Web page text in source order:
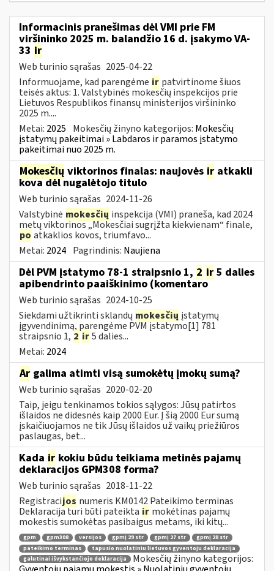
Informacinis pranešimas dėl VMI prie FM
viršininko 2025 m. balandžio 16 d. įsakymo VA-
33 ir
Web turinio sąrašas 2025-04-22
Informuojame, kad parengėme ir patvirtinome šiuos
teisės aktus: 1. Valstybinės mokesčių inspekcijos prie
Lietuvos Respublikos finansų ministerijos viršininko
2025 m....
Metai: 2025 Mokesčių žinyno kategorijos: Mokesčių
įstatymų pakeitimai » Labdaros ir paramos įstatymo
pakeitimai nuo 2025 m.
Mokesčių viktorinos finalas: naujovės ir atkakli
kova dėl nugalėtojo titulo
Web turinio sąrašas 2024-11-26
Valstybinė mokesčių inspekcija (VMI) praneša, kad 2024
metų viktorinos „Mokesčiai sugrįžta kiekvienam“ finale,
po atkaklios kovos, triumfavo...
Metai: 2024 Pagrindinis: Naujiena
Dėl PVM įstatymo 78-1 straipsnio 1, 2 ir 5 dalies
apibendrinto paaiškinimo (komentaro
Web turinio sąrašas 2024-10-25
Siekdami užtikrinti sklandų mokesčių įstatymų
įgyvendinimą, parengėme PVM įstatymo[1] 781
straipsnio 1, 2 ir5 dalies...
Metai: 2024
Ar galima atimti visą sumokėtų įmokų sumą?
Web turinio sąrašas 2020-02-20
Taip, jeigu tenkinamos tokios sąlygos: Jūsų patirtos
išlaidos ne didesnės kaip 2000 Eur. Į šią 2000 Eur sumą
įskaičiuojamos ne tik Jūsų išlaidos už vaikų priežiūros
paslaugas, bet...
Kada ir kokiu būdu teikiama metinės pajamų
deklaracijos GPM308 forma?
Web turinio sąrašas 2018-11-22
Registracijos numeris KM0142 Pateikimo terminas
Deklaracija turi būti pateikta ir mokėtinas pajamų
mokestis sumokėtas pasibaigus metams, iki kitų...
gpm gpm308 versijos gpmį 29 str gpmį 27 str
gpmį 28 str
pateikimo terminas
tapusio nuolatiniu lietuvos gyventoju deklaracija
galutinai išvykstančiojo deklaracija
Mokesčių žinyno kategorijos: